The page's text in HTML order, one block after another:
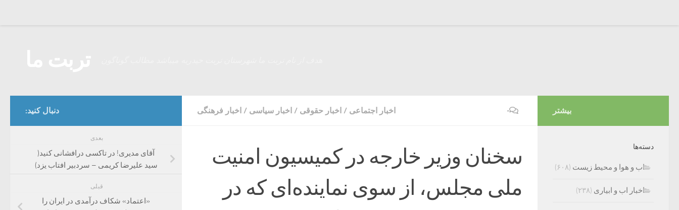
اخبار اجتماعی / اخبار حقوقی / اخبار سیاسی / اخبار فرهنگی ۰
سخنان وزیر خارجه در کمیسیون امنیت
ملی مجلس، از سوی نماینده‌ای که در
دنبال کنید:
بعدی
آقای مدیری! در تاکسی درافشانی کنید(
سید علیرضا کریمی – سردبیر افتاب یزد)
قبلی
«اعتماد» شکاف درآمدی در ایران را
بیشتر
دسته‌ها
اب و هوا و محیط زیست (۶۰۸)
اخبار اب و ابیاری (۲۳۸)